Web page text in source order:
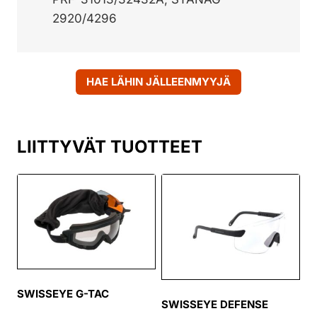
2920/4296
HAE LÄHIN JÄLLEENMYYJÄ
LIITTYVÄT TUOTTEET
SWISSEYE G-TAC
SWISSEYE DEFENSE